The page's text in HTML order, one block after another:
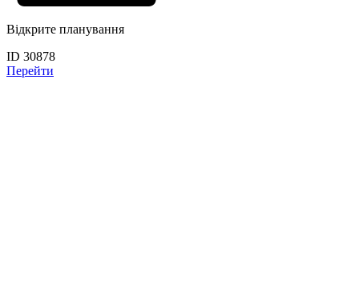
Відкрите планування
ID 30878
Перейти